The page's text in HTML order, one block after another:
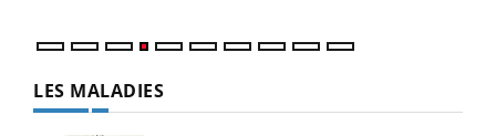
LES MALADIES